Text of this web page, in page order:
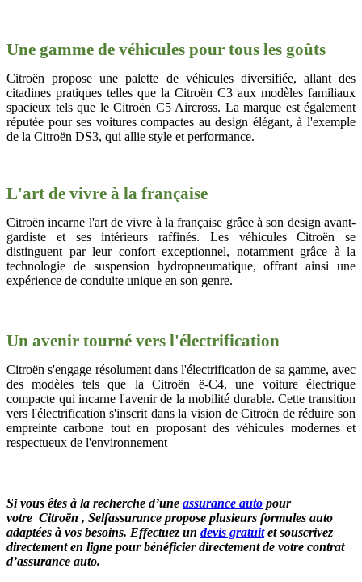
Une gamme de véhicules pour tous les goûts
Citroën propose une palette de véhicules diversifiée, allant des
citadines pratiques telles que la Citroën C3 aux modèles familiaux
spacieux tels que le Citroën C5 Aircross. La marque est également
réputée pour ses voitures compactes au design élégant, à l'exemple
de la Citroën DS3, qui allie style et performance.
L'art de vivre à la française
Citroën incarne l'art de vivre à la française grâce à son design avant-
gardiste et ses intérieurs raffinés. Les véhicules Citroën se
distinguent par leur confort exceptionnel, notamment grâce à la
technologie de suspension hydropneumatique, offrant ainsi une
expérience de conduite unique en son genre.
Un avenir tourné vers l'électrification
Citroën s'engage résolument dans l'électrification de sa gamme, avec
des modèles tels que la Citroën ë-C4, une voiture électrique
compacte qui incarne l'avenir de la mobilité durable. Cette transition
vers l'électrification s'inscrit dans la vision de Citroën de réduire son
empreinte carbone tout en proposant des véhicules modernes et
respectueux de l'environnement
Si vous êtes à la recherche d’une assurance auto pour
votre Citroën , Selfassurance propose plusieurs formules auto
adaptées à vos besoins. Effectuez un devis gratuit et souscrivez
directement en ligne pour bénéficier directement de votre contrat
d’assurance auto.